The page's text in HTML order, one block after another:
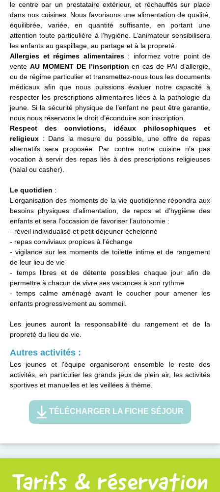
le centre par un prestataire extérieur, et réchauffés sur place
dans nos cuisines. Nous favorisons une alimentation de qualité,
équilibrée, variée, en quantité suffisante, en portant une
attention toute particulière à l’hygiène. L’animateur sensibilisera
les enfants au gaspillage, au partage et à la propreté.
Allergies et régimes alimentaires : informez votre point de
vente AU MOMENT DE l’inscriptionen cas de PAI d’allergie,
ou de régime particulier et transmettez-nous tous les documents
médicaux afin que nous puissions évaluer notre capacité à
respecter les prescriptions alimentaires liées à la pathologie du
jeune. Si la sécurité physique de l’enfant ne peut être garantie,
nous nous réservons le droit d’éconduire son inscription.
Respect des convictions, idéaux philosophiques et
religieux : Dans la mesure du possible, une offre de repas
alternatifs sera proposée. Par contre notre cuisine n’a pas
vocation à servir des repas liés à des prescriptions religieuses
(halal ou casher).
Le quotidien :
L’organisation des moments de la vie quotidienne répondra aux
besoins physiques d’alimentation, de repos et d’hygiène des
enfants et sera l’occasion de favoriser l’autonomie :
- réveil individualisé et petit déjeuner échelonné
- repas conviviaux propices à l’échange
- vigilance sur les moments de toilette intime et de rangement
de leur lieu de vie
- temps libres et de détente possibles chaque jour afin de
permettre à chacun de vivre ses vacances à son rythme
- temps calme aménagé avant le coucher pour amener les
enfants progressivement au sommeil.
Les jeunes auront la responsabilité du rangement et de la
propreté du lieu de vie.
Autres activités :
Les jeunes et l'équipe organiseront ensemble le reste des
activités, en particulier les grands jeux de plein air, les activités
sportives et manuelles et les veillées à thème.
TÉLÉCHARGER LA FICHE SÉJOUR
Tarifs & réservation